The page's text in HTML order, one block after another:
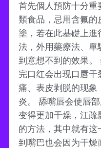
首先個人預防十分
類食品，忌用含氟
塗，若在此基礎上進
法，外用藥療法、單
到意想不到的效果。
完口红会出现口唇
痛、表皮剥脱的现
炎。 舔嘴唇会使唇
变得更加干燥，江疏
的方法，其中就有
到嘴巴也会因为干燥